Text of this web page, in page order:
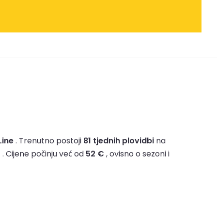
. Trenutno postoji 81 tjednih plovidbi na
. Cijene počinju već od 52 € , ovisno o sezoni i